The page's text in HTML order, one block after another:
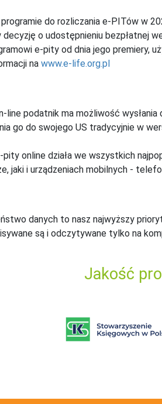
do rozliczania e-PITów w
decyzję o udostępnieniu bezpłatnej
e-pity od dnia jego premiery,
na www.e-life.org.pl
line podatnik ma możliwość
go do swojego US tradycyjnie w
pity online działa we wszystkich
jaki i urządzeniach mobilnych -
danych to nasz najwyższy
są i odczytywane tylko na
Jakość